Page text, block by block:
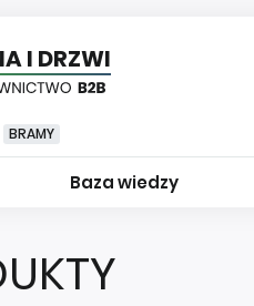
I DRZWI
BRAMY
Baza wiedzy